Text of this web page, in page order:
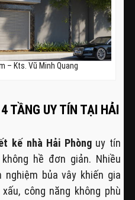
– Kts. Vũ Minh Quang
TẦNG UY TÍN TẠI HẢI
kế nhà Hải Phònguy tín
hề đơn giản. Nhiều
bủa vây khiến gia
công năng không phù